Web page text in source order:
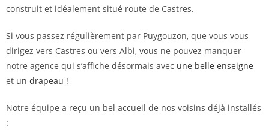
construit et idéalement situé route de Castres.
Si vous passez régulièrement par Puygouzon, que vous vous
dirigez vers Castres ou vers Albi, vous ne pouvez manquer
notre agence qui s’affiche désormais avec une belle enseigne
et un drapeau !
Notre équipe a reçu un bel accueil de nos voisins déjà installés
: